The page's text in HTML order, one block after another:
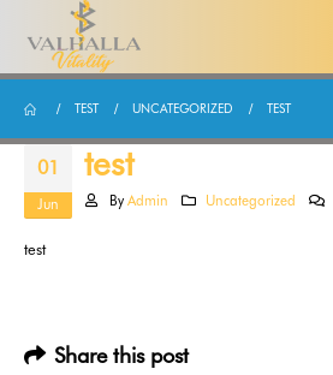
TEST UNCATEGORIZED TEST
01
Jun
test
By Admin Uncategorized
test
Share this post